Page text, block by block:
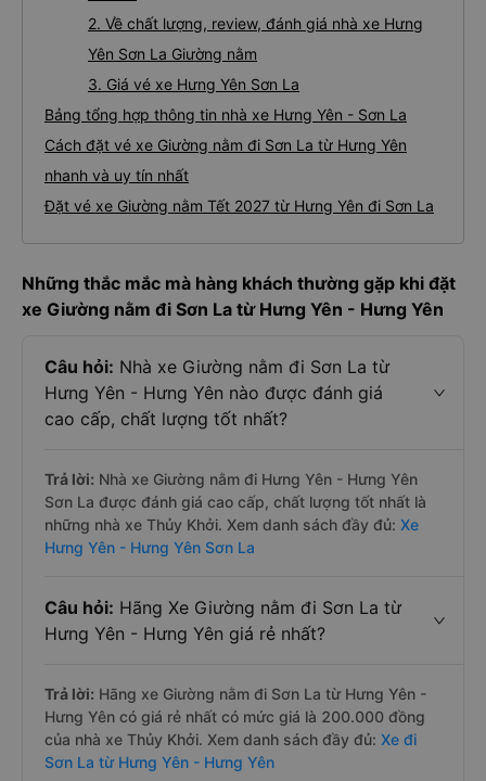
2. Về chất lượng, review, đánh giá nhà xe Hưng
Yên Sơn La Giường nằm
3. Giá vé xe Hưng Yên Sơn La
Bảng tổng hợp thông tin nhà xe Hưng Yên - Sơn La
Cách đặt vé xe Giường nằm đi Sơn La từ Hưng Yên
nhanh và uy tín nhất
Đặt vé xe Giường nằm Tết 2027 từ Hưng Yên đi Sơn La
Những thắc mắc mà hàng khách thường gặp khi đặt
xe Giường nằm đi Sơn La từ Hưng Yên - Hưng Yên
Câu hỏi: Nhà xe Giường nằm đi Sơn La từ
Hưng Yên - Hưng Yên nào được đánh giá
cao cấp, chất lượng tốt nhất?
Trả lời: Nhà xe Giường nằm đi Hưng Yên - Hưng Yên
Sơn La được đánh giá cao cấp, chất lượng tốt nhất là
những nhà xe Thủy Khởi. Xem danh sách đầy đủ: Xe
Hưng Yên - Hưng Yên Sơn La
Câu hỏi: Hãng Xe Giường nằm đi Sơn La từ
Hưng Yên - Hưng Yên giá rẻ nhất?
Trả lời: Hãng xe Giường nằm đi Sơn La từ Hưng Yên -
Hưng Yên có giá rẻ nhất có mức giá là 200.000 đồng
của nhà xe Thủy Khởi. Xem danh sách đầy đủ: Xe đi
Sơn La từ Hưng Yên - Hưng Yên